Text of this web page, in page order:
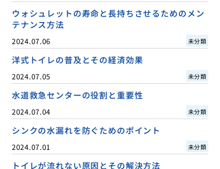
ウォシュレットの寿命と長持ちさせるためのメン
テナンス方法
2024.07.06 未分類
洋式トイレの普及とその経済効果
2024.07.05 未分類
水道救急センターの役割と重要性
2024.07.04 未分類
シンクの水漏れを防ぐためのポイント
2024.07.01 未分類
トイレが流れない原因とその解決方法